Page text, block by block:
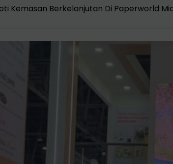
Kemasan Berkelanjutan Di Paperworld